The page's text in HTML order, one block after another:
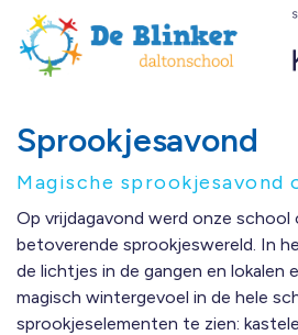
Sprookjesavond
Magische sprookjesavond
Op vrijdagavond werd onze
betoverende sprookjeswereld. In
de lichtjes in de gangen en lokalen
magisch wintergevoel in de hele
sprookjeselementen te zien: